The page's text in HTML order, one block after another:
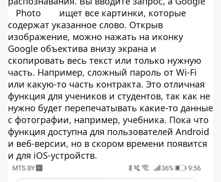
Photo
ищет все картинки, которые
содержат указанное слово. Открыв
изображение, можно нажать на иконку
Google объектива внизу экрана и
скопировать весь текст или только нужную
часть. Например, сложный пароль от Wi-Fi
или какую-то часть контракта. Это отличная
функция для учеников и студентов, так как не
нужно будет перепечатывать какие-то данные
с фотографии, например, учебника. Пока что
функция доступна для пользователей Android
и веб-версии, но в скором времени появится
и для iOS-устройств.